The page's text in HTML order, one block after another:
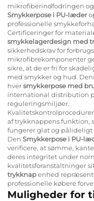
mikrofiberindfodringen
Smykkerpose i PU-læder
professionelle
Certificeringer for
smykkelagerdesign med
sikkerhedskrav for
mikrofibrekomponenter
sikre, at de er fri for
med smykker og hud.
hversmykkerpose med
international distribution
reguleringsmiljøer.
af trykknappens funktion,
fungerer glat og pålideligt
Den Smykkerpose i PU-
verificere, at sømme,
deres integritet under
kvalitetsforanstaltninger
trykknapenhed
professionelle købere
Muligheder for